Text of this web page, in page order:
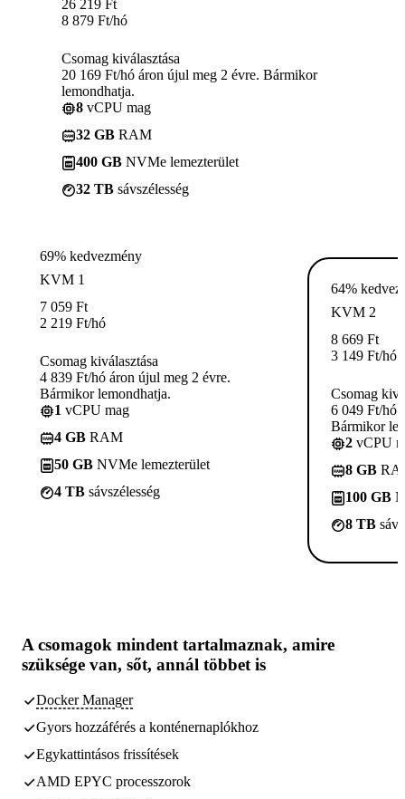
26 219 Ft
8 879 Ft/hó
Csomag kiválasztása
20 169 Ft/hó áron újul meg 2 évre. Bármikor
lemondhatja.
8 vCPU mag
32 GB RAM
400 GB NVMe lemezterület
32 TB sávszélesség
69% kedvezmény
KVM 1
7 059 Ft
2 219 Ft/hó
Csomag kiválasztása
4 839 Ft/hó áron újul meg 2 évre.
Bármikor lemondhatja.
1 vCPU mag
4 GB RAM
50 GB NVMe lemezterület
4 TB sávszélesség
64%
KVM 2
8 669 Ft
3 149 Ft/hó
Csomag
6 049 Ft/hó
Bármikor
2 vCPU
8 GB
100 GB
8 TB
A csomagok mindent tartalmaznak, amire
szüksége van, sőt, annál többet is
Docker Manager
Gyors hozzáférés a konténernaplókhoz
Egykattintásos frissítések
AMD EPYC processzorok